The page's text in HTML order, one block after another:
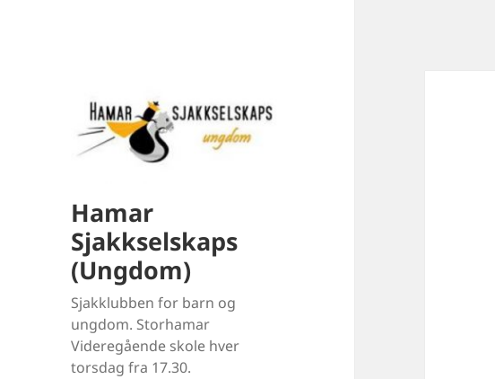
Hamar
Sjakkselskaps
(Ungdom)
Sjakklubben for barn og
ungdom. Storhamar
Videregående skole hver
torsdag fra 17.30.